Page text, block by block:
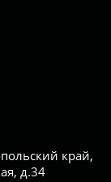
край,
д.34